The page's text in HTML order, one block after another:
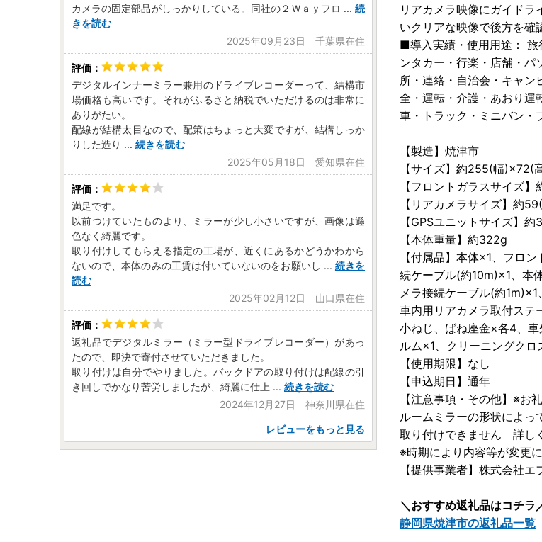
リアカメラ映像にガイド
いクリアな映像で後方を確
■導入実績・使用用途： 旅
ンタカー・行楽・店舗・
所・連絡・自治会・キャン
全・運転・介護・あおり運
車・トラック・ミニバン・
【製造】焼津市
【サイズ】約255(幅)×72(
【フロントガラスサイズ
【リアカメラサイズ】約
【GPSユニットサイズ】
【本体重量】約322g
【付属品】本体×1、フロ
続ケーブル(約10m)×1、本
メラ接続ケーブル(約
車内用リアカメラ取付ステ
小ねじ、ばね座金×各4、
ルム×1、クリーニングク
【使用期限】なし
【申込期日】通年
【注意事項・その他】※お
ルームミラーの形状によ
取り付けできません 詳し
※時期により内容等が変更
【提供事業者】株式会社
＼おすすめ返礼品はコチラ
静岡県焼津市の返礼品一覧
カメラの固定部品がしっかりしている。同社の２Ｗａｙフロ ... 続
きを読む
2025年09月23日 千葉県在住
デジタルインナーミラー兼用のドライブレコーダーって、結構市
場価格も高いです。それがふるさと納税でいただけるのは非常に
ありがたい。
配線が結構太目なので、配策はちょっと大変ですが、結構しっか
りした造り ... 続きを読む
2025年05月18日 愛知県在住
満足です。
以前つけていたものより、ミラーが少し小さいですが、画像は遜
色なく綺麗です。
取り付けしてもらえる指定の工場が、近くにあるかどうかわから
ないので、本体のみの工賃は付いていないのをお願いし ... 続きを
読む
2025年02月12日 山口県在住
返礼品でデジタルミラー（ミラー型ドライブレコーダー）があっ
たので、即決で寄付させていただきました。
取り付けは自分でやりました。バックドアの取り付けは配線の引
き回しでかなり苦労しましたが、綺麗に仕上 ... 続きを読む
2024年12月27日 神奈川県在住
レビューをもっと見る